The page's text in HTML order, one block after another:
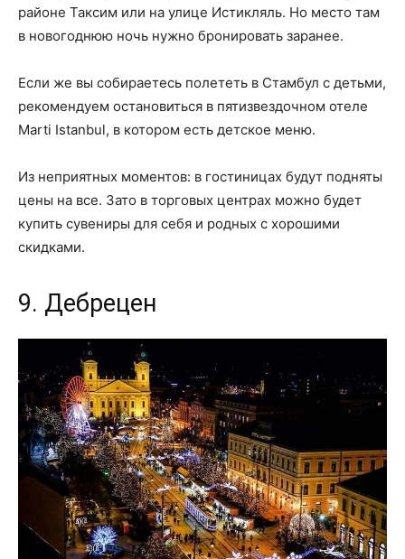
районе Таксим или на улице Истикляль. Но место там
в новогоднюю ночь нужно бронировать заранее.
Если же вы собираетесь полететь в Стамбул с детьми,
рекомендуем остановиться в пятизвездочном отеле
Marti Istanbul, в котором есть детское меню.
Из неприятных моментов: в гостиницах будут подняты
цены на все. Зато в торговых центрах можно будет
купить сувениры для себя и родных с хорошими
скидками.
9. Дебрецен